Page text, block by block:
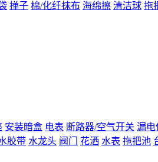
掸子 棉/化纤抹布 海绵擦 清洁球 拖
安装暗盒 电表 断路器/空气开关 漏电
胶带 水龙头 阀门 花洒 水表 拖把池